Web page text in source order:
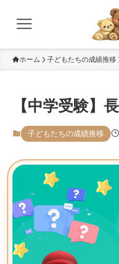
ホーム 子どもたちの成績推移
【中学受験】
子どもたちの成績推移